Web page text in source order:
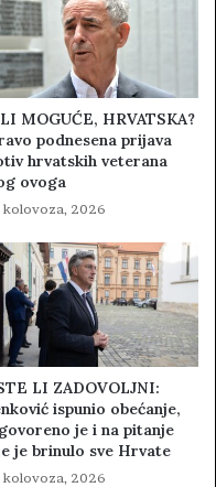
MOGUĆE, HRVATSKA?
podnesena prijava
hrvatskih veterana
ovoga
kolovoza, 2026
LI ZADOVOLJNI:
ispunio obećanje,
je i na pitanje
je brinulo sve Hrvate
kolovoza, 2026